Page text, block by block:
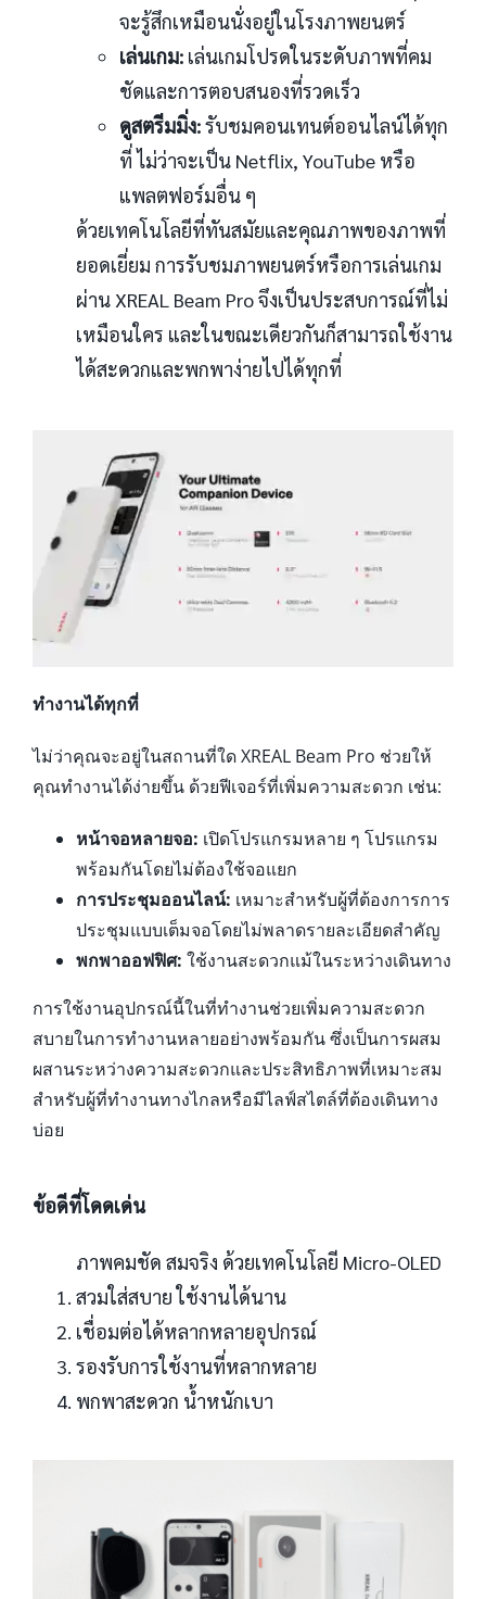
จะรู้สึกเหมือนนั่งอยู่ในโรงภาพยนตร์
เล่นเกม:เล่นเกมโปรดในระดับภาพที่คม
ชัดและการตอบสนองที่รวดเร็ว
ดูสตรีมมิ่ง:รับชมคอนเทนต์ออนไลน์ได้ทุก
ที่ ไม่ว่าจะเป็น Netflix, YouTube หรือ
แพลตฟอร์มอื่น ๆ
ด้วยเทคโนโลยีที่ทันสมัยและคุณภาพของภาพที่
ยอดเยี่ยม การรับชมภาพยนตร์หรือการเล่นเกม
ผ่าน XREAL Beam Pro จึงเป็นประสบการณ์ที่ไม่
เหมือนใคร และในขณะเดียวกันก็สามารถใช้งาน
ได้สะดวกและพกพาง่ายไปได้ทุกที่
ทำงานได้ทุกที่
ไม่ว่าคุณจะอยู่ในสถานที่ใด XREAL Beam Pro ช่วยให้
คุณทำงานได้ง่ายขึ้น ด้วยฟีเจอร์ที่เพิ่มความสะดวก เช่น:
หน้าจอหลายจอ: เปิดโปรแกรมหลาย ๆ โปรแกรม
พร้อมกันโดยไม่ต้องใช้จอแยก
การประชุมออนไลน์: เหมาะสำหรับผู้ที่ต้องการการ
ประชุมแบบเต็มจอโดยไม่พลาดรายละเอียดสำคัญ
พกพาออฟฟิศ: ใช้งานสะดวกแม้ในระหว่างเดินทาง
การใช้งานอุปกรณ์นี้ในที่ทำงานช่วยเพิ่มความสะดวก
สบายในการทำงานหลายอย่างพร้อมกัน ซึ่งเป็นการผสม
ผสานระหว่างความสะดวกและประสิทธิภาพที่เหมาะสม
สำหรับผู้ที่ทำงานทางไกลหรือมีไลฟ์สไตล์ที่ต้องเดินทาง
บ่อย
ข้อดีที่โดดเด่น
ภาพคมชัด สมจริง ด้วยเทคโนโลยี Micro-OLED
สวมใส่สบาย ใช้งานได้นาน
เชื่อมต่อได้หลากหลายอุปกรณ์
รองรับการใช้งานที่หลากหลาย
พกพาสะดวก น้ำหนักเบา